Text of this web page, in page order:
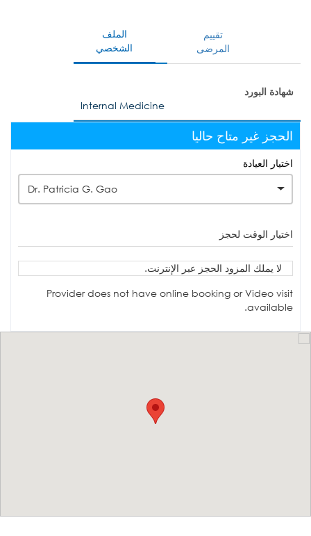
الملف
الشخصي
تقييم
المرضى
شهادة البورد
Internal Medicine
الحجز غير متاح حاليا
اختيار العيادة
Dr. Patricia G. Gao
اختيار الوقت لحجز
لا يملك المزود الحجز عبر الإنترنت.
Provider does not have online booking or Video visit
available.